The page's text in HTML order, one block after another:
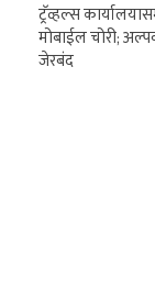
ट्रॅव्हल्स
मोबाईल चोरी;
जेरबंद